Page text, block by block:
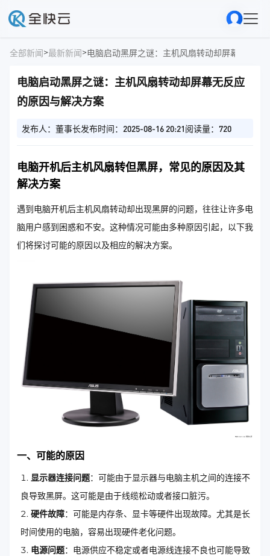
全部新闻>最新新闻>电脑启动黑屏之谜：主机风扇转动却屏幕无反应
电脑启动黑屏之谜：主机风扇转动却屏幕无反应
的原因与解决方案
发布人：董事长发布时间：2025-08-16 20:21阅读量：720
电脑开机后主机风扇转但黑屏，常见的原因及其
解决方案
遇到电脑开机后主机风扇转动却出现黑屏的问题，往往让许多电
脑用户感到困惑和不安。这种情况可能由多种原因引起，以下我
们将探讨可能的原因以及相应的解决方案。
一、可能的原因
显示器连接问题：可能由于显示器与电脑主机之间的连接不
良导致黑屏。这可能是由于线缆松动或者接口脏污。
硬件故障：可能是内存条、显卡等硬件出现故障。尤其是长
时间使用的电脑，容易出现硬件老化问题。
电源问题：电源供应不稳定或者电源线连接不良也可能导致